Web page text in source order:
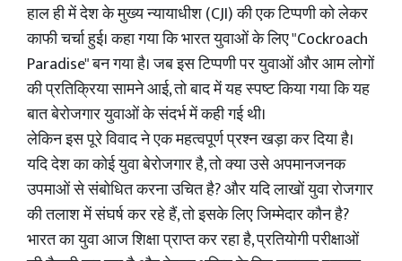
हाल ही में देश के मुख्य न्यायाधीश (CJI) की एक टिप्पणी को लेकर
काफी चर्चा हुई। कहा गया कि भारत युवाओं के लिए "Cockroach
Paradise" बन गया है। जब इस टिप्पणी पर युवाओं और आम लोगों
की प्रतिक्रिया सामने आई, तो बाद में यह स्पष्ट किया गया कि यह
बात बेरोजगार युवाओं के संदर्भ में कही गई थी।
लेकिन इस पूरे विवाद ने एक महत्वपूर्ण प्रश्न खड़ा कर दिया है।
यदि देश का कोई युवा बेरोजगार है, तो क्या उसे अपमानजनक
उपमाओं से संबोधित करना उचित है? और यदि लाखों युवा रोजगार
की तलाश में संघर्ष कर रहे हैं, तो इसके लिए जिम्मेदार कौन है?
भारत का युवा आज शिक्षा प्राप्त कर रहा है, प्रतियोगी परीक्षाओं